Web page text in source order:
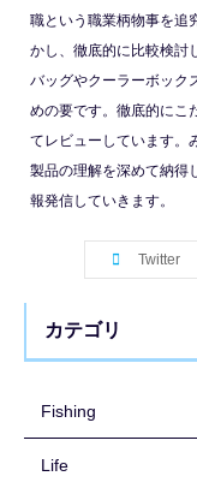
職という職業柄物事を追
かし、徹底的に比較検討
バッグやクーラーボック
めの要です。徹底的にこ
てレビューしています。
製品の理解を深めて納得
報発信していきます。
Twitter
カテゴリ
Fishing
Life